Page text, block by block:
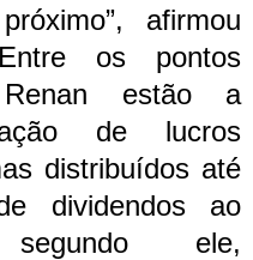
afirmou
Entre os pontos
estão a
de lucros
distribuídos até
dividendos ao
ele,